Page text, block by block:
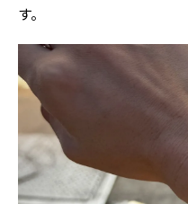
す。